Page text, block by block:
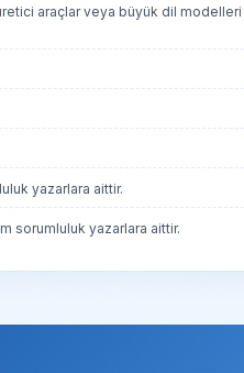
araçlar veya büyük dil modelleri
yazarlara aittir.
sorumluluk yazarlara aittir.